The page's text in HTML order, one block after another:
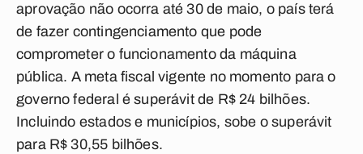
aprovação não ocorra até 30 de maio, o país terá
de fazer contingenciamento que pode
comprometer o funcionamento da máquina
pública. A meta fiscal vigente no momento para o
governo federal é superávit de R$ 24 bilhões.
Incluindo estados e municípios, sobe o superávit
para R$ 30,55 bilhões.